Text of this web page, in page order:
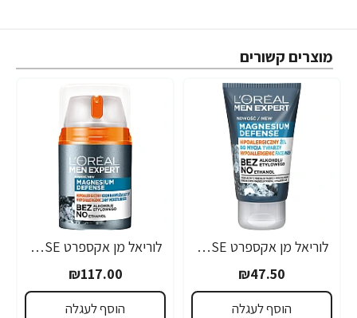
מוצרים קשורים
לוריאל מן אקספרט MAGNESIUM DEFENSE ג'ל מגנזיום ניקוי פנים היפואלרגני 100 מ"ל - מבית L'OREAL
₪47.50
הוסף לעגלה
לוריאל מן אקספרט MAGNESIUM DEFENSE קרם לחות היפואלרגני לפנים גבר 50 מ"ל - מבית L'OREAL
₪117.00
הוסף לעגלה